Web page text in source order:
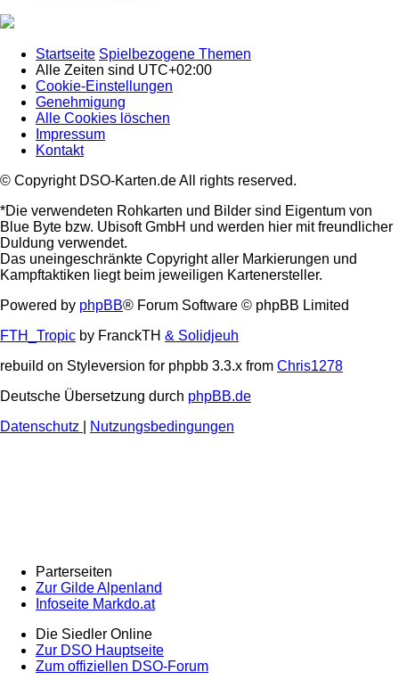
Startseite Spielbezogene Themen
Alle Zeiten sind UTC+02:00
Cookie-Einstellungen
Genehmigung
Alle Cookies löschen
Impressum
Kontakt
© Copyright DSO-Karten.de All rights reserved.
*Die verwendeten Rohkarten und Bilder sind Eigentum von
Blue Byte bzw. Ubisoft GmbH und werden hier mit freundlicher
Duldung verwendet.
Das uneingeschränkte Copyright aller Markierungen und
Kampftaktiken liegt beim jeweiligen Kartenersteller.
Powered by phpBB® Forum Software © phpBB Limited
FTH_Tropic by FranckTH & Solidjeuh
rebuild on Styleversion for phpbb 3.3.x from Chris1278
Deutsche Übersetzung durch phpBB.de
Datenschutz
Nutzungsbedingungen
Parterseiten
Zur Gilde Alpenland
Infoseite Markdo.at
Die Siedler Online
Zur DSO Hauptseite
Zum offiziellen DSO-Forum